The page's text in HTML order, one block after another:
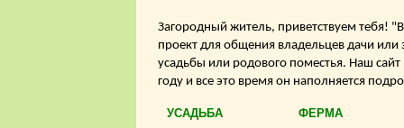
Загородный житель, приветствуем тебя!
проект для общения владельцев дачи или
усадьбы или родового поместья. Наш
году и все это время он наполняется
УСАДЬБА ФЕРМА